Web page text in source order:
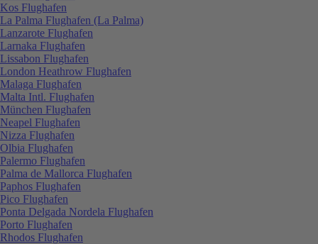
Kos Flughafen
La Palma Flughafen (La Palma)
Lanzarote Flughafen
Larnaka Flughafen
Lissabon Flughafen
London Heathrow Flughafen
Malaga Flughafen
Malta Intl. Flughafen
München Flughafen
Neapel Flughafen
Nizza Flughafen
Olbia Flughafen
Palermo Flughafen
Palma de Mallorca Flughafen
Paphos Flughafen
Pico Flughafen
Ponta Delgada Nordela Flughafen
Porto Flughafen
Rhodos Flughafen